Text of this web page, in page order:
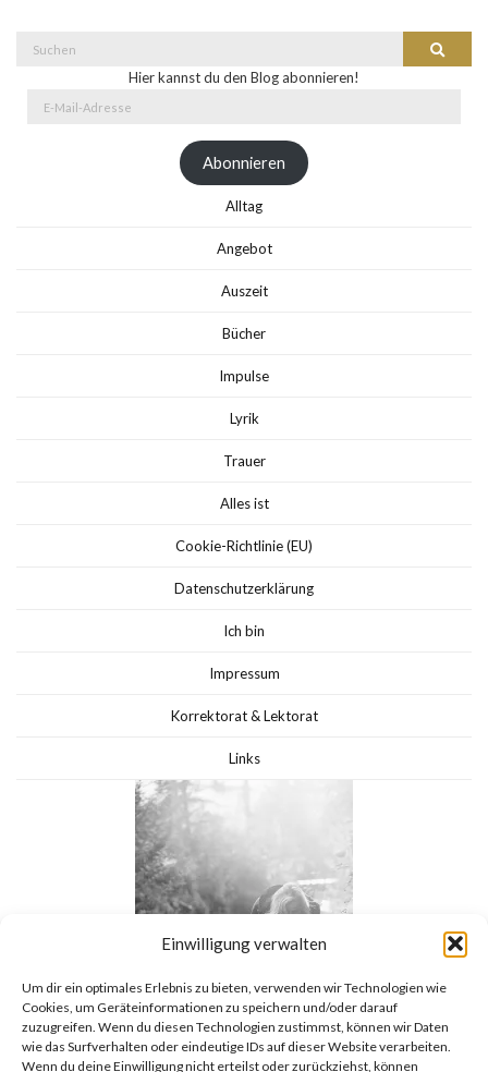
Einwilligung verwalten
Um dir ein optimales Erlebnis zu bieten, verwenden wir Technologien wie
Cookies, um Geräteinformationen zu speichern und/oder darauf
zuzugreifen. Wenn du diesen Technologien zustimmst, können wir Daten
wie das Surfverhalten oder eindeutige IDs auf dieser Website verarbeiten.
Wenn du deine Einwilligung nicht erteilst oder zurückziehst, können
Suchen
Hier kannst du den Blog abonnieren!
Abonnieren
Alltag
Angebot
Auszeit
Bücher
Impulse
Lyrik
Trauer
Alles ist
Cookie-Richtlinie (EU)
Datenschutzerklärung
Ich bin
Impressum
Korrektorat & Lektorat
Links